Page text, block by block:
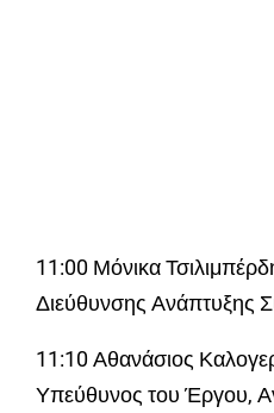
11:00 Μόνικα
Διεύθυνσης Ανάπτυξης
11:10 Αθανάσιος
Υπεύθυνος του Έργου,